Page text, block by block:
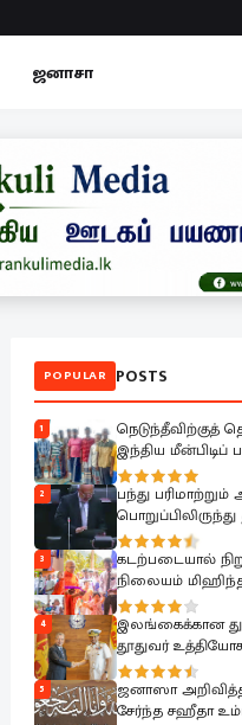
ஜனாசா
POPULAR POSTS
1
நெடுந்தீவிற்குத்
இந்திய மீன்பிடிப்
மீனவர்களை
மீட்டது
2
பந்து பரிமாற்றும்
பொறுப்பிலிருந்து
3
கடற்படையால்
நிலையம்
4
இலங்கைக்கான
தூதுவர்
கடற்படை
5
ஜனாஸா
சேர்ந்த சஹீதா